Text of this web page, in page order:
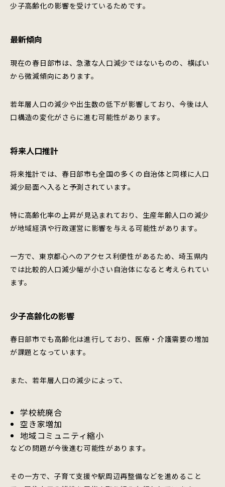
少子高齢化の影響を受けているためです。
最新傾向
現在の春日部市は、急激な人口減少ではないものの、横ばい
から微減傾向にあります。
若年層人口の減少や出生数の低下が影響しており、今後は人
口構造の変化がさらに進む可能性があります。
将来人口推計
将来推計では、春日部市も全国の多くの自治体と同様に人口
減少局面へ入ると予測されています。
特に高齢化率の上昇が見込まれており、生産年齢人口の減少
が地域経済や行政運営に影響を与える可能性があります。
一方で、東京都心へのアクセス利便性があるため、埼玉県内
では比較的人口減少幅が小さい自治体になると考えられてい
ます。
少子高齢化の影響
春日部市でも高齢化は進行しており、医療・介護需要の増加
が課題となっています。
また、若年層人口の減少によって、
学校統廃合
空き家増加
地域コミュニティ縮小
などの問題が今後進む可能性があります。
その一方で、子育て支援や駅周辺再整備などを進めること